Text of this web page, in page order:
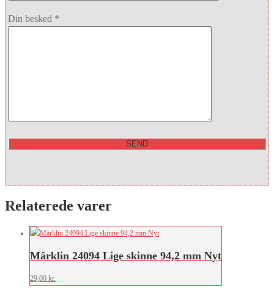
Din besked *
Relaterede varer
Märklin 24094 Lige skinne 94,2 mm Nyt
29,00 kr.